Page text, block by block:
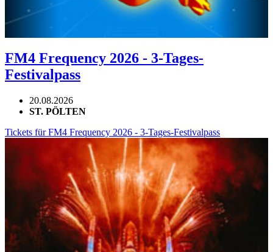
FM4 Frequency 2026 - 3-Tages-
Festivalpass
20.08.2026
ST. PÖLTEN
Tickets für FM4 Frequency 2026 - 3-Tages-Festivalpass